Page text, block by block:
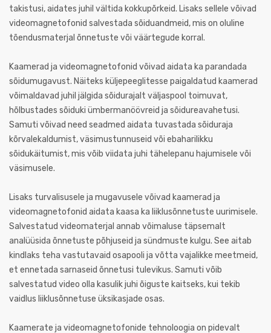
takistusi, aidates juhil vältida kokkupõrkeid. Lisaks sellele võivad
videomagnetofonid salvestada sõiduandmeid, mis on oluline
tõendusmaterjal õnnetuste või väärtegude korral.
Kaamerad ja videomagnetofonid võivad aidata ka parandada
sõidumugavust. Näiteks küljepeeglitesse paigaldatud kaamerad
võimaldavad juhil jälgida sõidurajalt väljaspool toimuvat,
hõlbustades sõiduki ümbermanöövreid ja sõidureavahetusi.
Samuti võivad need seadmed aidata tuvastada sõiduraja
kõrvalekaldumist, väsimustunnuseid või ebaharilikku
sõidukäitumist, mis võib viidata juhi tähelepanu hajumisele või
väsimusele.
Lisaks turvalisusele ja mugavusele võivad kaamerad ja
videomagnetofonid aidata kaasa ka liiklusõnnetuste uurimisele.
Salvestatud videomaterjal annab võimaluse täpsemalt
analüüsida õnnetuste põhjuseid ja sündmuste kulgu. See aitab
kindlaks teha vastutavaid osapooli ja võtta vajalikke meetmeid,
et ennetada sarnaseid õnnetusi tulevikus. Samuti võib
salvestatud video olla kasulik juhi õiguste kaitseks, kui tekib
vaidlus liiklusõnnetuse üksikasjade osas.
Kaamerate ja videomagnetofonide tehnoloogia on pidevalt